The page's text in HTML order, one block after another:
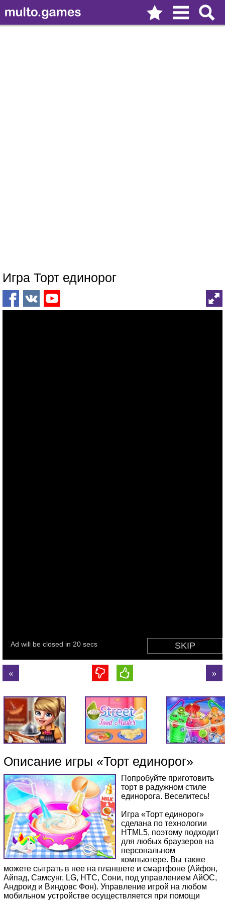
Игра Торт единорог
Описание игры «Торт единорог»
Попробуйте приготовить
торт в радужном стиле
единорога. Веселитесь!
Игра «Торт единорог»
сделана по технологии
HTML5, поэтому подходит
для любых браузеров на
персональном
компьютере. Вы также
можете сыграть в нее на планшете и смартфоне (Айфон,
Айпад, Самсунг, LG, HTC, Сони, под управлением АйОС,
Андроид и Виндовс Фон). Управление игрой на любом
мобильном устройстве осуществляется при помощи